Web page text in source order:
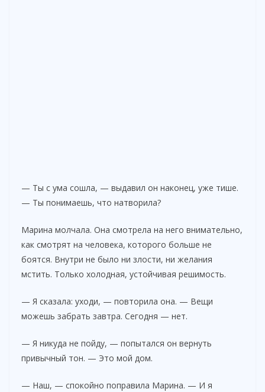
— Ты с ума сошла, — выдавил он наконец, уже тише.
— Ты понимаешь, что натворила?
Марина молчала. Она смотрела на него внимательно,
как смотрят на человека, которого больше не
боятся. Внутри не было ни злости, ни желания
мстить. Только холодная, устойчивая решимость.
— Я сказала: уходи, — повторила она. — Вещи
можешь забрать завтра. Сегодня — нет.
— Я никуда не пойду, — попытался он вернуть
привычный тон. — Это мой дом.
— Наш, — спокойно поправила Марина. — И я